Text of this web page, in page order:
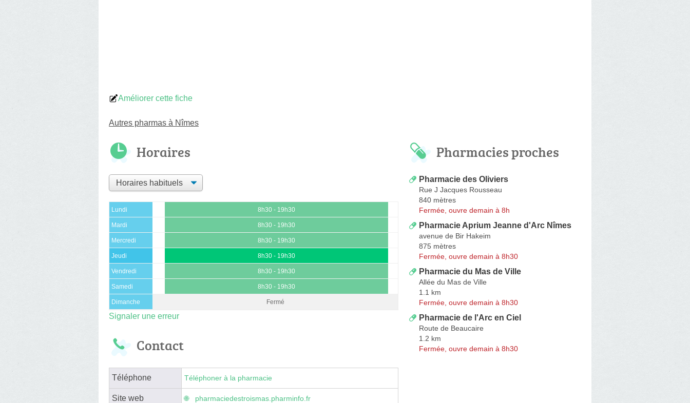
Améliorer cette fiche
Autres pharmas à Nîmes
Horaires
Lundi 8h30 - 19h30
Mardi 8h30 - 19h30
Mercredi 8h30 - 19h30
Jeudi 8h30 - 19h30
Vendredi 8h30 - 19h30
Samedi 8h30 - 19h30
Dimanche Fermé
Signaler une erreur
Contact
Téléphone Téléphoner à la pharmacie
Site web pharmaciedestroismas.pharminfo.fr
Pharmacies proches
Pharmacie des Oliviers
Rue J Jacques Rousseau
840 mètres
Fermée, ouvre demain à 8h
Pharmacie Aprium Jeanne d'Arc Nîmes
avenue de Bir Hakeim
875 mètres
Fermée, ouvre demain à 8h30
Pharmacie du Mas de Ville
Allée du Mas de Ville
1.1 km
Fermée, ouvre demain à 8h30
Pharmacie de l'Arc en Ciel
Route de Beaucaire
1.2 km
Fermée, ouvre demain à 8h30